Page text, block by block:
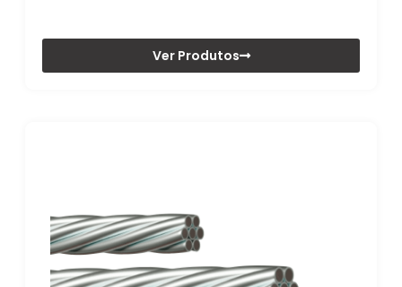
Ver Produtos